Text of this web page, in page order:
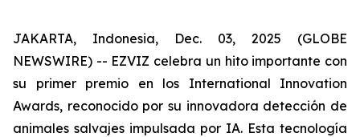
JAKARTA, Indonesia, Dec. 03, 2025 (GLOBE
NEWSWIRE) -- EZVIZ celebra un hito importante con
su primer premio en los International Innovation
Awards, reconocido por su innovadora detección de
animales salvajes impulsada por IA. Esta tecnología